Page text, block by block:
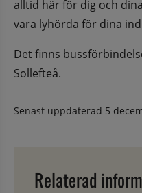
alltid här för dig och
vara lyhörda för dina
Det finns
Sollefteå.
Senast uppdaterad 5
Relaterad